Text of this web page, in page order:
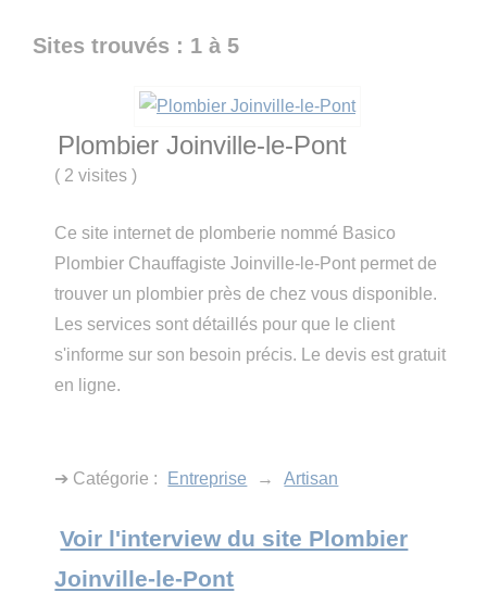
Sites trouvés : 1 à 5
Plombier Joinville-le-Pont
( 2 visites)
Ce site internet de plomberie nommé Basico
Plombier Chauffagiste Joinville-le-Pont permet de
trouver un plombier près de chez vous disponible.
Les services sont détaillés pour que le client
s'informe sur son besoin précis. Le devis est gratuit
en ligne.
➔ Catégorie : Entreprise → Artisan
Voir l'interview du site Plombier
Joinville-le-Pont